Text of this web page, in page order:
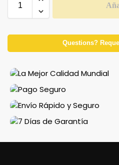
Questions?